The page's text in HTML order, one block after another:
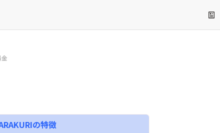
の特徴